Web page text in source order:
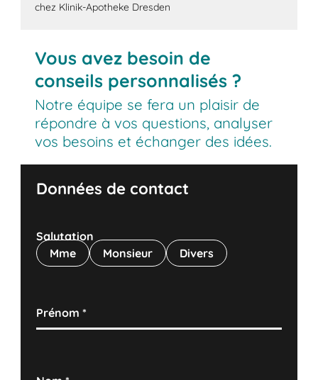
chez Klinik-Apotheke Dresden
Vous avez besoin de
conseils personnalisés ?
Notre équipe se fera un plaisir de
répondre à vos questions, analyser
vos besoins et échanger des idées.
Données de contact
Salutation
Mme
Monsieur Divers
Prénom*